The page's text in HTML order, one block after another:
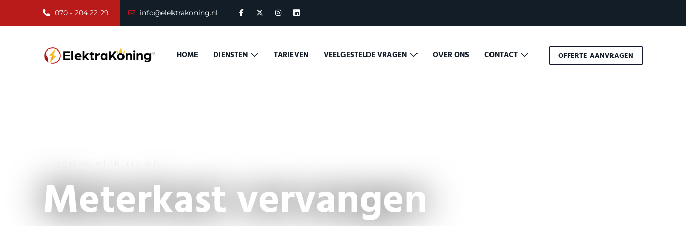
070 - 204 22 29 info@elektrakoning.nl
HOME DIENSTEN TARIEVEN VEELGESTELDE VRAGEN OVER ONS CONTACT OFFERTE AANVRAGEN
Meterkast vervangen